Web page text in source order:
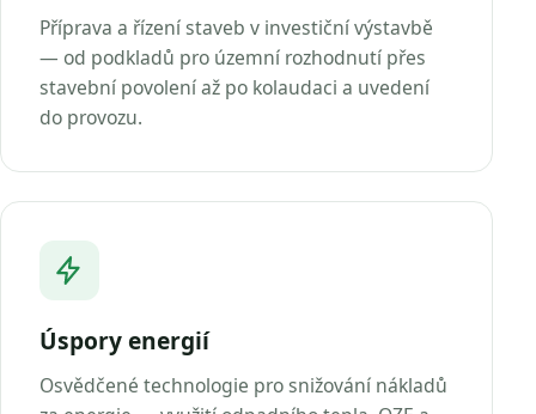
Příprava a řízení staveb v investiční výstavbě
— od podkladů pro územní rozhodnutí přes
stavební povolení až po kolaudaci a uvedení
do provozu.
Úspory energií
Osvědčené technologie pro snižování nákladů